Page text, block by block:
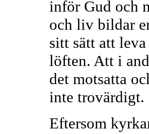
inför Gud och
och liv bildar
sitt sätt att
löften. Att i
det motsatta
inte trovärdigt.
Eftersom